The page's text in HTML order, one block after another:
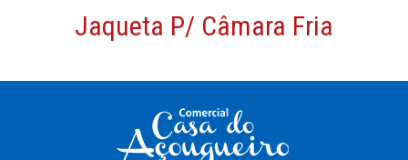
Jaqueta P/ Câmara Fria
Voltar